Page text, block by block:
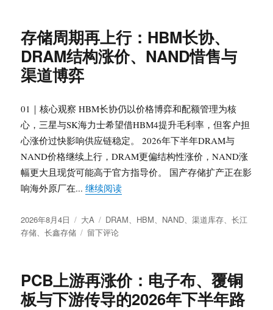
协
重
构：
HBM4
价
与
国
产
替
代
真
实
存储周期再上行：HBM长协、
DRAM结构涨价、NAND惜售与
渠道博弈
01｜核心观察 HBM长协仍以价格博弈和配额管理为核
心，三星与SK海力士希望借HBM4提升毛利率，但客户担
心涨价过快影响供应链稳定。 2026年下半年DRAM与
NAND价格继续上行，DRAM更偏结构性涨价，NAND涨
幅更大且现货可能高于官方指导价。 国产存储扩产正在影
响海外原厂在...继续阅读“存储周期再上行：HBM长协、
发
布
2026年8月4日
分
类
大A
标
签
DRAM、 HBM、 NAND、渠道库存、长江
存储、长鑫存储
于
期
再
留下评论
PCB上游再涨价：电子布、覆铜
板与下游传导的2026年下半年路